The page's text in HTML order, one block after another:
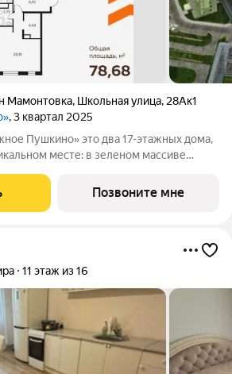
Мамонтовка, Школьная улица, 28Ак1
, 3 квартал 2025
два 17-этажных дома,
месте: в зеленом массиве
Пушкино»
Позвоните мне
11 этаж из 16